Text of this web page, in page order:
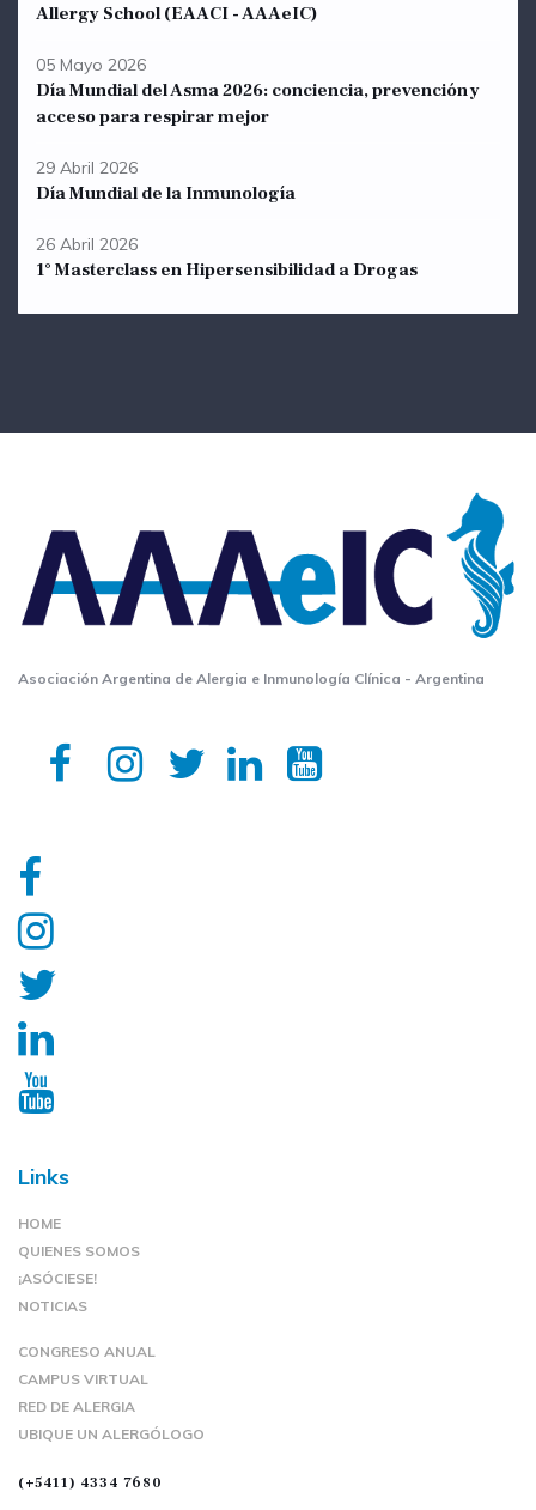
Allergy School (EAACI - AAAeIC)
05 Mayo 2026
Día Mundial del Asma 2026: conciencia, prevención y
acceso para respirar mejor
29 Abril 2026
Día Mundial de la Inmunología
26 Abril 2026
1° Masterclass en Hipersensibilidad a Drogas
Asociación Argentina de Alergia e Inmunología Clínica - Argentina
Links
HOME
QUIENES SOMOS
¡ASÓCIESE!
NOTICIAS
CONGRESO ANUAL
CAMPUS VIRTUAL
RED DE ALERGIA
UBIQUE UN ALERGÓLOGO
(+5411) 4334 7680